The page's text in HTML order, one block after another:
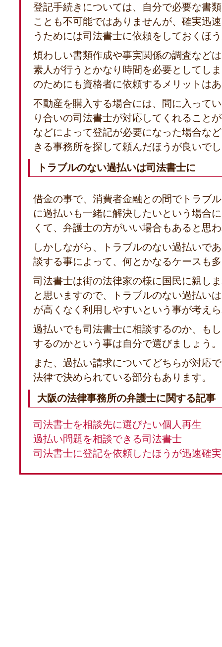
登記手続きについては、自分で必要な書
ことも不可能ではありませんが、確実迅
うためには司法書士に依頼をしておくほ
煩わしい書類作成や事実関係の調査など
素人が行うとかなり時間を必要としてし
のためにも資格者に依頼するメリットは
不動産を購入する場合には、間に入って
り合いの司法書士が対応してくれること
などによって登記が必要になった場合な
きる事務所を探して頼んだほうが良いで
トラブルのない過払いは司法書士に
借金の事で、消費者金融との間でトラブ
に過払いも一緒に解決したいという場合
くて、弁護士の方がいい場合もあると思
しかしながら、トラブルのない過払いで
談する事によって、何とかなるケースも
司法書士は街の法律家の様に国民に親し
と思いますので、トラブルのない過払い
が高くなく利用しやすいという事が考え
過払いでも司法書士に相談するのか、も
するのかという事は自分で選びましょう。
また、過払い請求についてどちらが対応
法律で決められている部分もあります。
大阪の法律事務所の弁護士に関する記事
司法書士を相談先に選びたい個人再生
過払い問題を相談できる司法書士
司法書士に登記を依頼したほうが迅速確実